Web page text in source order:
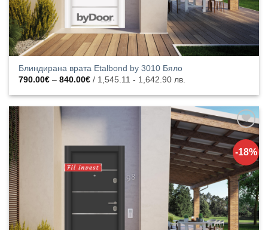
Блиндирана врата Etalbond by 3010 Бяло
790.00€ – 840.00€Price
range:
790.00€
/ 1,545.11 - 1,642.90 лв.
-18%
Добавяне
към
списъка с
харесани
продукти